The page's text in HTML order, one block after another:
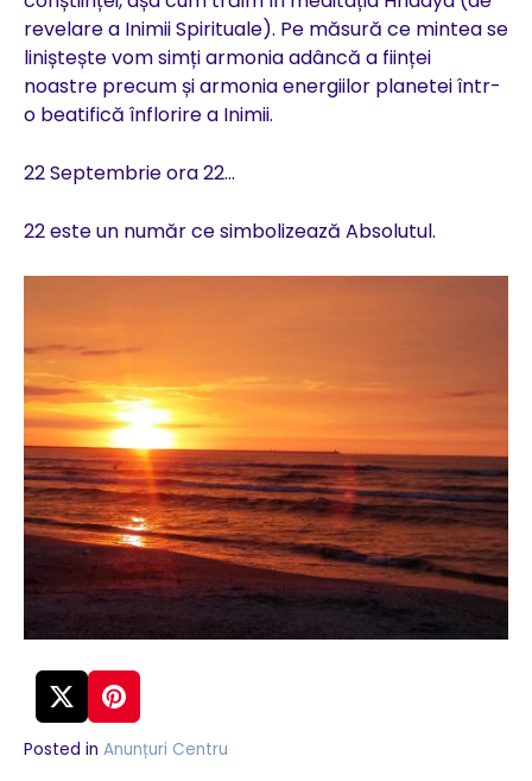
revelare a Inimii Spirituale). Pe măsură ce mintea se
liniștește vom simți armonia adâncă a ființei
noastre precum și armonia energiilor planetei într-
o beatifică înflorire a Inimii.
22 Septembrie ora 22…
22 este un număr ce simbolizează Absolutul.
Posted in Anunțuri Centru